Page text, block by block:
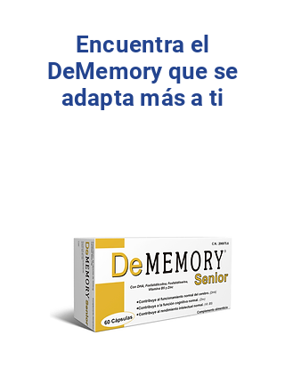
Encuentra el
DeMemory que se
adapta más a ti